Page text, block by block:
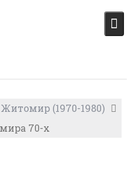
(1970-1980)
70-х